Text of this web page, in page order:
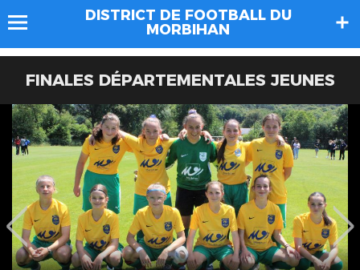
DISTRICT DE FOOTBALL DU
MORBIHAN
FINALES DÉPARTEMENTALES JEUNES